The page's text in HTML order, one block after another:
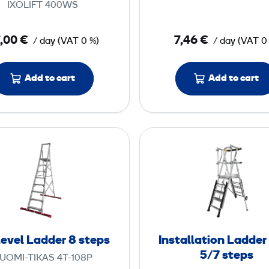
o
r
k
P
l
a
t
f
o
r
m
IXOLIFT 400WS
€ / day (VAT 0 %)
Add to cart
d
e
r
4
s
t
e
p
s
7,46 € / day (VAT 0
Add to cart
T
-
L
e
v
e
Ladder 8 steps
TIKAS 4T-108P
n
s
t
l
a
Installation
5/7 steps